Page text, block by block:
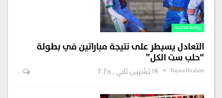
رياضة محلية
التعادل يسيطر على نتيجة مباراتين في بطولة
“حلب ست الكل”
Najwa Ibrahim 19 تشرين ثاني , 2025 0